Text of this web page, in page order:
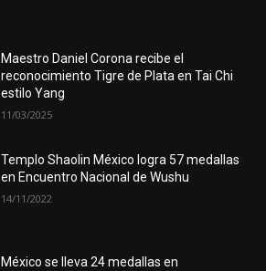
Maestro Daniel Corona recibe el
reconocimiento Tigre de Plata en Tai Chi
estilo Yang
11/03/2025
Templo Shaolin México logra 57 medallas
en Encuentro Nacional de Wushu
14/11/2022
México se lleva 24 medallas en